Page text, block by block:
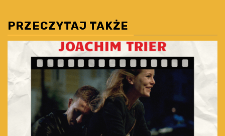
PRZECZYTAJ TAKŻE